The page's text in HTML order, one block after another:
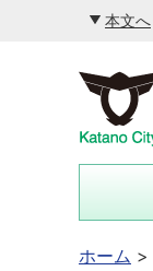
本文へ
ホーム